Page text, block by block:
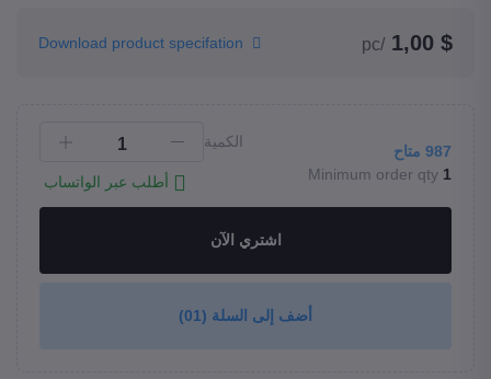
$ 1,00
/pc
987 متاح
Minimum order qty 1
الكمية
أطلب عبر الواتساب
اشتري الآن
أضف إلى السلة (01)